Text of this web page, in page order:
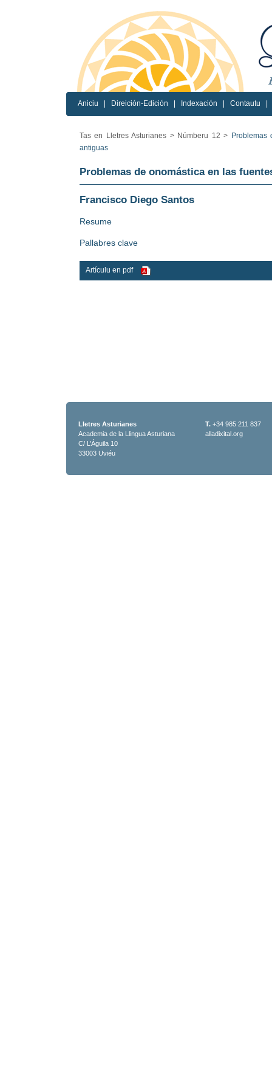
Aniciu Direición-Edición Indexación Contautu
Tas en Lletres Asturianes > Númberu 12 > Problemas
antiguas
Problemas de onomástica en las
Francisco Diego Santos
Resume
Pallabres clave
Artículu en pdf
Lletres Asturianes
Academia de la Llingua Asturiana
C/ L’Águila 10
33003 Uviéu
T. +34 985 211 837
alladixital.org